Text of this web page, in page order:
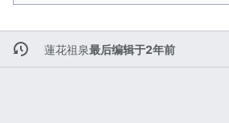
蓮花祖泉最后编辑于2年前